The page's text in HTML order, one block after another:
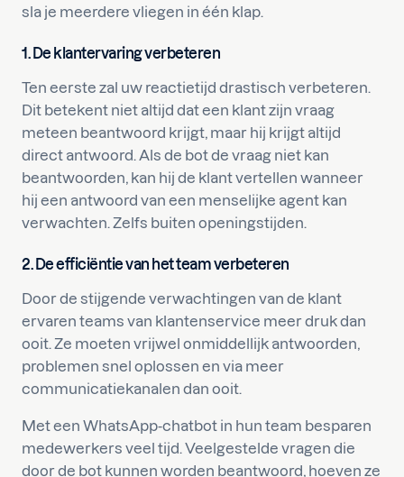
sla je meerdere vliegen in één klap.
1. De klantervaring verbeteren
Ten eerste zal uw reactietijd drastisch verbeteren.
Dit betekent niet altijd dat een klant zijn vraag
meteen beantwoord krijgt, maar hij krijgt altijd
direct antwoord. Als de bot de vraag niet kan
beantwoorden, kan hij de klant vertellen wanneer
hij een antwoord van een menselijke agent kan
verwachten. Zelfs buiten openingstijden.
2. De efficiëntie van het team verbeteren
Door de stijgende verwachtingen van de klant
ervaren teams van klantenservice meer druk dan
ooit. Ze moeten vrijwel onmiddellijk antwoorden,
problemen snel oplossen en via meer
communicatiekanalen dan ooit.
Met een WhatsApp-chatbot in hun team besparen
medewerkers veel tijd. Veelgestelde vragen die
door de bot kunnen worden beantwoord, hoeven ze